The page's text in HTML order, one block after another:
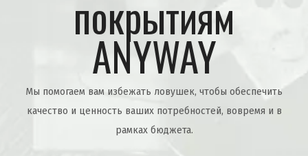
покрытиям
ANYWAY
Мы помогаем вам избежать ловушек, чтобы обеспечить
качество и ценность ваших потребностей, вовремя и в
рамках бюджета.